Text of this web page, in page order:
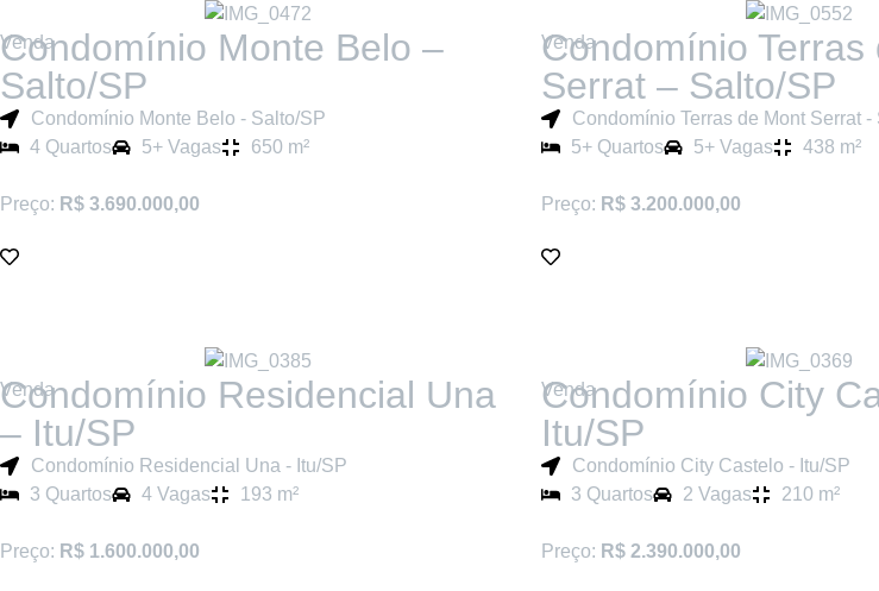
Venda
Condomínio Monte Belo –
Salto/SP
Condomínio Monte Belo - Salto/SP
4 Quartos
5+ Vagas 650 m²
Preço: R$ 3.690.000,00
Venda
Condomínio Terras
Serrat – Salto/SP
Condomínio Terras de Mont Serrat -
5+ Quartos
5+ Vagas 438 m²
Preço: R$ 3.200.000,00
Venda
Condomínio Residencial Una
– Itu/SP
Condomínio Residencial Una - Itu/SP
3 Quartos
4 Vagas 193 m²
Preço: R$ 1.600.000,00
Venda
Condomínio City
Itu/SP
Condomínio City Castelo - Itu/SP
3 Quartos
2 Vagas 210 m²
Preço: R$ 2.390.000,00